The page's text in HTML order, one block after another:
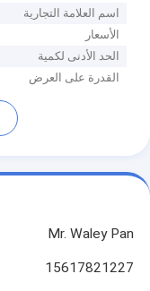
اسم العلامة التجارية
الأسعار
الحد الأدنى لكمية
القدرة على العرض
Mr. Waley Pan
15617821227